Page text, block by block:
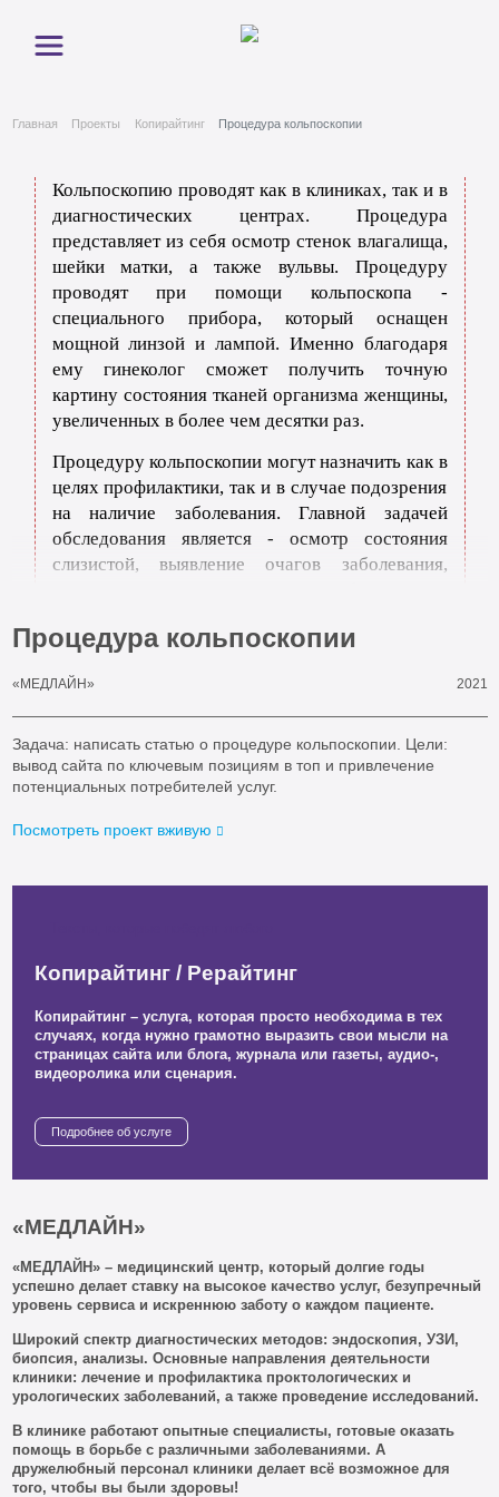
Главная Проекты Копирайтинг Процедура кольпоскопии
Процедура кольпоскопии
«МЕДЛАЙН» 2021
Задача: написать статью о процедуре кольпоскопии. Цели:
вывод сайта по ключевым позициям в топ и привлечение
потенциальных потребителей услуг.
Посмотреть проект вживую
Кольпоскопию проводят как в клиниках, так и в
диагностических центрах. Процедура
представляет из себя осмотр стенок влагалища,
шейки матки, а также вульвы. Процедуру
проводят при помощи кольпоскопа -
специального прибора, который оснащен
мощной линзой и лампой. Именно благодаря
ему гинеколог сможет получить точную
картину состояния тканей организма женщины,
увеличенных в более чем десятки раз.
Процедуру кольпоскопии могут назначить как в
целях профилактики, так и в случае подозрения
на наличие заболевания. Главной задачей
обследования является - осмотр состояния
слизистой, выявление очагов заболевания,
Копирайтинг / Рерайтинг
Копирайтинг – услуга, которая просто необходима в тех
случаях, когда нужно грамотно выразить свои мысли на
страницах сайта или блога, журнала или газеты, аудио-,
видеоролика или сценария.
Подробнее об услуге
«МЕДЛАЙН»
«МЕДЛАЙН» – медицинский центр, который долгие годы
успешно делает ставку на высокое качество услуг, безупречный
уровень сервиса и искреннюю заботу о каждом пациенте.
Широкий спектр диагностических методов: эндоскопия, УЗИ,
биопсия, анализы. Основные направления деятельности
клиники: лечение и профилактика проктологических и
урологических заболеваний, а также проведение исследований.
В клинике работают опытные специалисты, готовые оказать
помощь в борьбе с различными заболеваниями. А
дружелюбный персонал клиники делает всё возможное для
того, чтобы вы были здоровы!